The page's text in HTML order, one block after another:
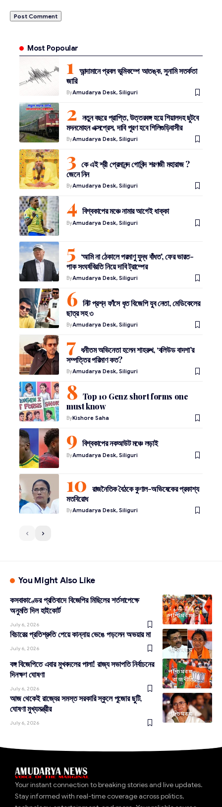
Most Popoular
আন্দামানে প্রবল ভূমিকম্পে আতঙ্ক, সুনামি সতর্কতা
জারি
ByAmudarya Desk, Siliguri
নতুন বছরে প্রাপ্তি, উত্তরবঙ্গ হয়ে শিয়ালদহ ছুটবে
মদনমোহন এক্সপ্রেস, দাবি পূরণ হবে শিলিগুড়িবাসীর
ByAmudarya Desk, Siliguri
কে এই শ্রী প্রেমানন্দ গোবিন্দ শরণজী মহারাজ ?
জেনে নিন
ByAmudarya Desk, Siliguri
বিশ্বকাপের মঞ্চে নামার আগেই ধাক্কা
ByAmudarya Desk, Siliguri
‘আমি না ঠেকালে পরমাণু যুদ্ধ বাঁধত’, ফের ভারত-
পাক সংঘর্ষবিরতি নিয়ে দাবি ট্রাম্পের
ByAmudarya Desk, Siliguri
নিট প্রশ্ন ফাঁসে ধৃত বিজেপি যুব নেতা, মেডিকেলের
ছাত্র সহ ৩
ByAmudarya Desk, Siliguri
ধনীতম অভিনেতা হলেন শাহরুখ, ‘বলিউড বাদশা’র
সম্পত্তির পরিমাণ কত?
ByAmudarya Desk, Siliguri
Top 10 Genz short forms one
must know
ByKishore Saha
বিশ্বকাপের নকআউট মঞ্চে লড়াই
ByAmudarya Desk, Siliguri
রাজনৈতিক বৈঠকে কুণাল-অভিষেকের প্রকাশ্য
মতবিরোধ
ByAmudarya Desk, Siliguri
You Might Also Like
পশ্চিমবঙ্গ
কসবাকাণ্ডের প্রতিবাদে বিজেপির মিছিলের শর্তসাপেক্ষে
অনুমতি দিল হাইকোর্ট
July 6, 2026
পশ্চিমবঙ্গ
বিচারের প্রতিশ্রুতি পেয়ে কান্নায় ভেঙে পড়লেন অভয়ার মা
July 6, 2026
পশ্চিমবঙ্গ
রাজনীতি
বঙ্গ বিজেপিতে এবার মুখবদলের পালা! রাজ্য সভাপতি নির্বাচনের
দিনক্ষণ ঘোষণা
July 6, 2026
পশ্চিমবঙ্গ
আজ থেকেই রাজ্যের সমস্ত সরকারি স্কুলে পুজোর ছুটি,
ঘোষণা মুখ্যমন্ত্রীর
July 6, 2026
Your instant connection to breaking stories and live updates.
Stay informed with real-time coverage across politics,